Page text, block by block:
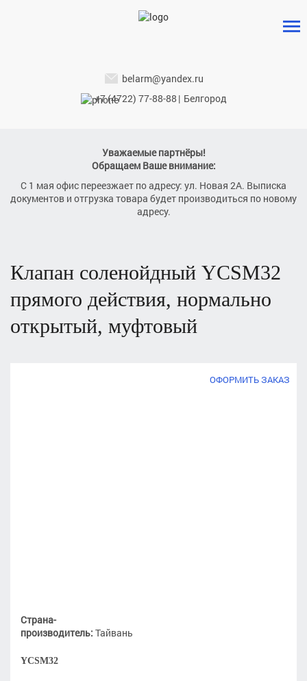
belarm@yandex.ru
+7 (4722) 77-88-88 | Белгород
Уважаемые партнёры!
Обращаем Ваше внимание:
С 1 мая офис переезжает по адресу: ул. Новая 2А. Выписка
документов и отгрузка товара будет производиться по новому
адресу.
клапан соленойдный YCSM32
прямого действия, нормально
открытый, муфтовый
ОФОРМИТЬ ЗАКАЗ
Страна-
производитель: Тайвань
YCSM32